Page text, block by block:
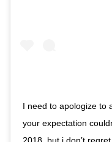
I need to apologize to
your expectation